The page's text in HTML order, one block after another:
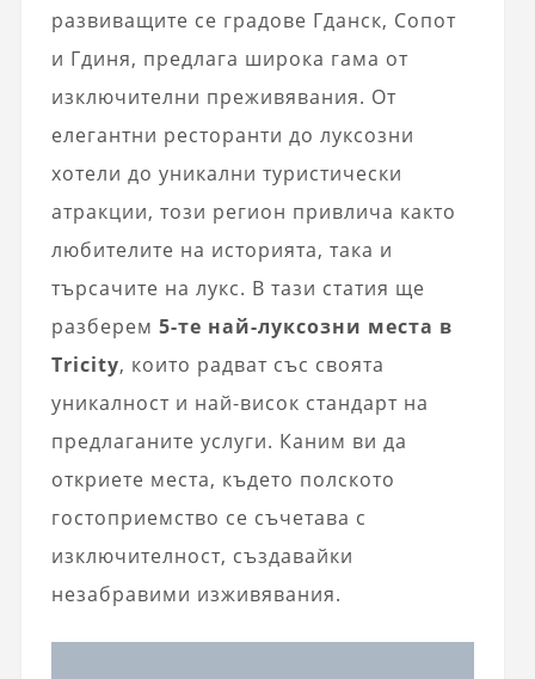
развиващите се градове Гданск, Сопот
и Гдиня, предлага широка гама от
изключителни преживявания. От
елегантни ресторанти до луксозни
хотели до уникални туристически
атракции, този регион привлича както
любителите на историята, така и
търсачите на лукс. В тази статия ще
разберем 5-те най-луксозни места в
Tricity, които радват със своята
уникалност и най-висок стандарт на
предлаганите услуги. Каним ви да
откриете места, където полското
гостоприемство се съчетава с
изключителност, създавайки
незабравими изживявания.